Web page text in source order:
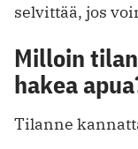
selvittää, jos
Milloin
hakea
Tilanne